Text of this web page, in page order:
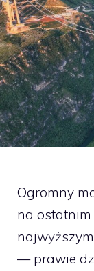
Ogromny
na ostatnim
— prawie